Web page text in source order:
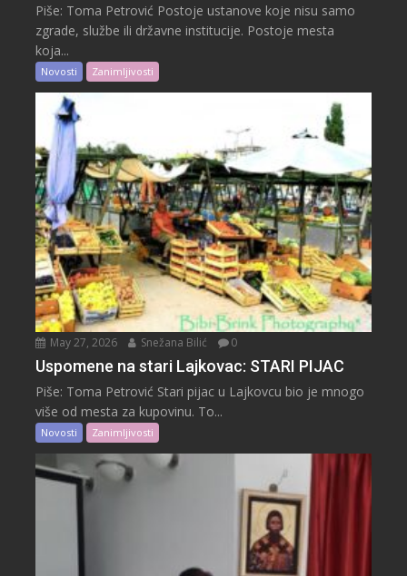
Piše: Toma Petrović Postoje ustanove koje nisu samo
zgrade, službe ili državne institucije. Postoje mesta
koja...
Novosti Zanimljivosti
May 27, 2026 Snežana Bilić 0
Uspomene na stari Lajkovac: STARI PIJAC
Piše: Toma Petrović Stari pijac u Lajkovcu bio je mnogo
više od mesta za kupovinu. To...
Novosti Zanimljivosti